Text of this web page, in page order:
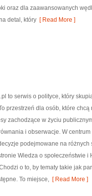
oraz dla zaawansowanych
detal, który [ Read More ]
to serwis o polityce, który
przestrzeń dla osób, które
zachodzące w życiu
i obserwacje. W
podejmowane na
Wiedza o społeczeństwie
o to, by tematy takie jak
To miejsce, [ Read More ]